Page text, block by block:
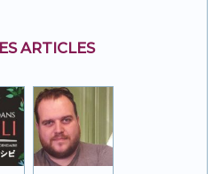
ARTICLES